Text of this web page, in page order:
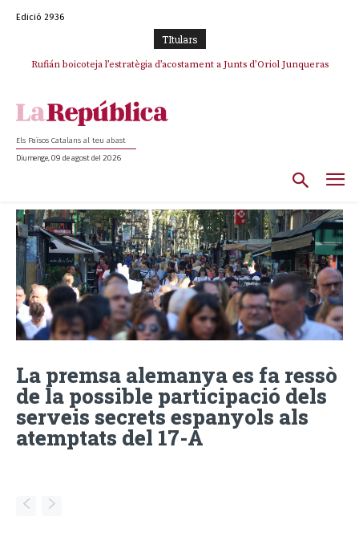
Edició 2936
TItulars
Rufián boicoteja l’estratègia d’acostament a Junts d’Oriol Junqueras
Els Països Catalans al teu abast
Diumenge, 09 de agost del 2026
La premsa alemanya es fa ressò
de la possible participació dels
serveis secrets espanyols als
atemptats del 17-A